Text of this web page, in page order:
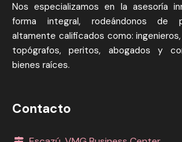
Nos especializamos en la asesoría
forma integral, rodeándonos de
altamente calificados como:
topógrafos, peritos, abogados y
bienes raíces.
Contacto